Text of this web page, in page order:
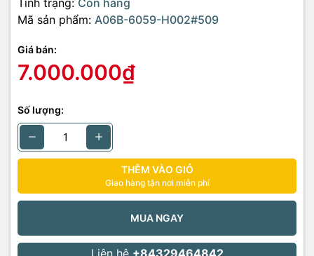
Mã sản phẩm: A06B-6059-H002#509
Giá bán:
7.000.000₫
Số lượng:
THÊM VÀO GIỎ
Giao hàng tận nơi miễn phí
MUA NGAY